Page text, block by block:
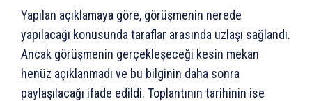
Yapılan açıklamaya göre, görüşmenin nerede
yapılacağı konusunda taraflar arasında uzlaşı sağlandı.
Ancak görüşmenin gerçekleşeceği kesin mekan
henüz açıklanmadı ve bu bilginin daha sonra
paylaşılacağı ifade edildi. Toplantının tarihinin ise